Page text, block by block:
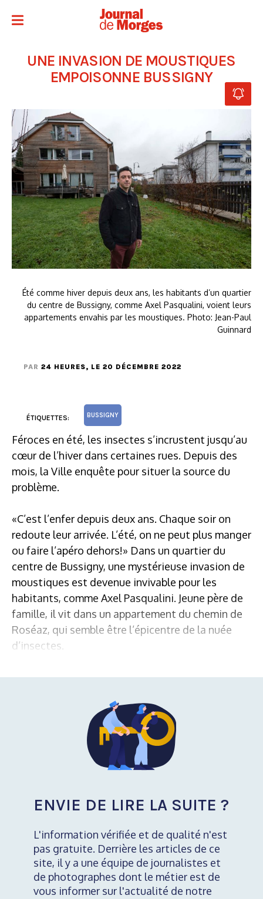
UNE INVASION DE MOUSTIQUES
EMPOISONNE BUSSIGNY
Été comme hiver depuis deux ans, les habitants d’un quartier
du centre de Bussigny, comme Axel Pasqualini, voient leurs
appartements envahis par les moustiques. Photo: Jean-Paul
Guinnard
PAR 24 HEURES, LE 20 DÉCEMBRE 2022
ÉTIQUETTES: BUSSIGNY
Féroces en été, les insectes s’incrustent jusqu’au
cœur de l’hiver dans certaines rues. Depuis des
mois, la Ville enquête pour situer la source du
problème.
«C’est l’enfer depuis deux ans. Chaque soir on
redoute leur arrivée. L’été, on ne peut plus manger
ou faire l’apéro dehors!» Dans un quartier du
centre de Bussigny, une mystérieuse invasion de
moustiques est devenue invivable pour les
habitants, comme Axel Pasqualini. Jeune père de
famille, il vit dans un appartement du chemin de
Roséaz, qui semble être l’épicentre de la nuée
d’insectes.
ENVIE DE LIRE LA SUITE ?
L'information vérifiée et de qualité n'est
pas gratuite. Derrière les articles de ce
site, il y a une équipe de journalistes et
de photographes dont le métier est de
vous informer sur l'actualité de notre